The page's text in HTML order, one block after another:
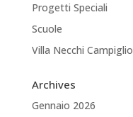
Progetti Speciali
Scuole
Villa Necchi Campiglio
Archives
Gennaio 2026